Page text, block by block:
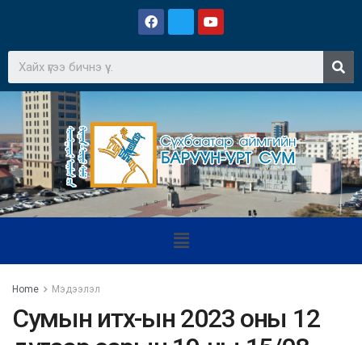
Home Мэдээлэл
Сумын итх-ын 2023 оны 12